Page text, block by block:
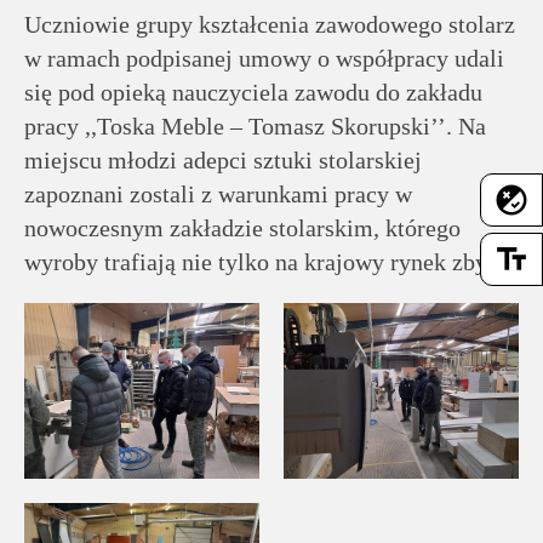
flaky
text_fields
Dla
pracowników
Historia
Wirtualny
spacer
Mapa
strony
dostępności
Uczniowie grupy kształcenia zawodowego stolarz
w ramach podpisanej umowy o współpracy udali
się pod opieką nauczyciela zawodu do zakładu
pracy ,,Toska Meble – Tomasz Skorupski’’. Na
miejscu młodzi adepci sztuki stolarskiej
zapoznani zostali z warunkami pracy w
nowoczesnym zakładzie stolarskim, którego
wyroby trafiają nie tylko na krajowy rynek zbytu.